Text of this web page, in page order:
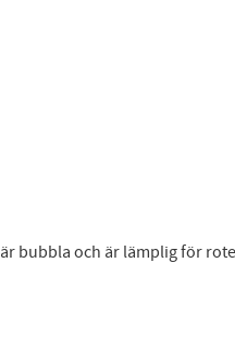
bubbla och är lämplig för